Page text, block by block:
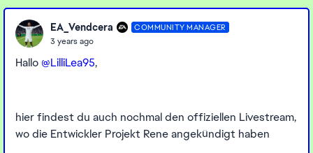
EA_Vendcera COMMUNITY MANAGER
3 years ago
Hallo @LilliLea95,
hier findest du auch nochmal den offiziellen Livestream,
wo die Entwickler Projekt Rene angekündigt haben